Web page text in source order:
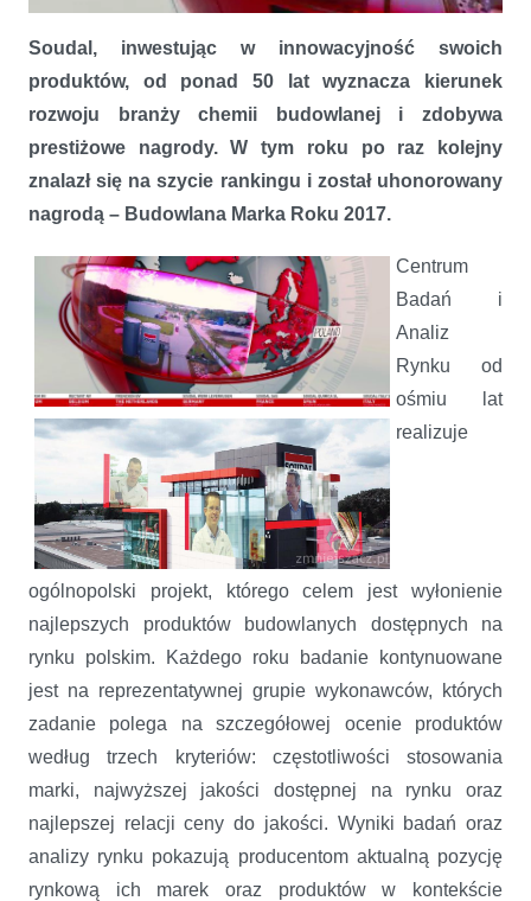
Soudal na szczycie rankingu z nagrodą Budowlana Marka Roku
Soudal, inwestując w innowacyjność swoich
produktów, od ponad 50 lat wyznacza kierunek
rozwoju branży chemii budowlanej i zdobywa
prestiżowe nagrody. W tym roku po raz kolejny
znalazł się na szycie rankingu i został uhonorowany
nagrodą – Budowlana Marka Roku 2017.
Centrum
Badań i
Analiz
Rynku od
ośmiu lat
realizuje
ogólnopolski projekt, którego celem jest wyłonienie
najlepszych produktów budowlanych dostępnych na
rynku polskim. Każdego roku badanie kontynuowane
jest na reprezentatywnej grupie wykonawców, których
zadanie polega na szczegółowej ocenie produktów
według trzech kryteriów: częstotliwości stosowania
marki, najwyższej jakości dostępnej na rynku oraz
najlepszej relacji ceny do jakości. Wyniki badań oraz
analizy rynku pokazują producentom aktualną pozycję
rynkową ich marek oraz produktów w kontekście